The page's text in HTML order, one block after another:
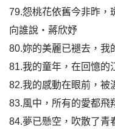
79.怨桃花依舊今非昨，
向誰說‧蔣欣妤
80.妳的美麗已褪去，
81.我的童年，在回憶
82.我的感動在眼前，
83.風中，所有的愛都
84.夢已懸空，吹散了